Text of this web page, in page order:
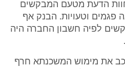
הדעת מטעם המבקשים
פגמים וטעויות. הבנק אף
לפיה חשבון החברה היה
את מימוש המשכנתא חרף